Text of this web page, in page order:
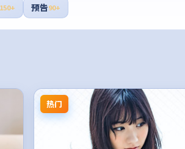
150+ 预告90+
热门